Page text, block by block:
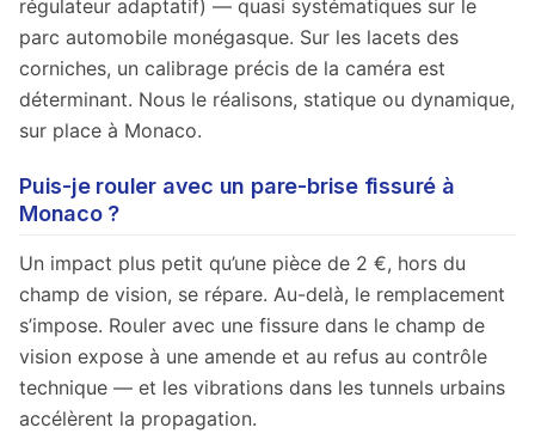
régulateur adaptatif) — quasi systématiques sur le
parc automobile monégasque. Sur les lacets des
corniches, un calibrage précis de la caméra est
déterminant. Nous le réalisons, statique ou dynamique,
sur place à Monaco.
Puis-je rouler avec un pare-brise fissuré à
Monaco ?
Un impact plus petit qu’une pièce de 2 €, hors du
champ de vision, se répare. Au-delà, le remplacement
s’impose. Rouler avec une fissure dans le champ de
vision expose à une amende et au refus au contrôle
technique — et les vibrations dans les tunnels urbains
accélèrent la propagation.